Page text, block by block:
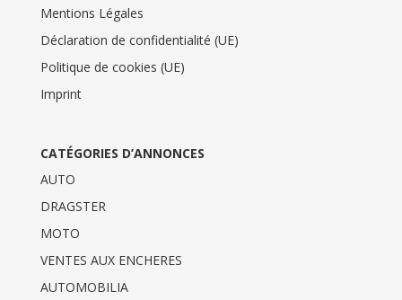
Mentions Légales
Déclaration de confidentialité (UE)
Politique de cookies (UE)
Imprint
CATÉGORIES D’ANNONCES
AUTO
DRAGSTER
MOTO
VENTES AUX ENCHERES
AUTOMOBILIA